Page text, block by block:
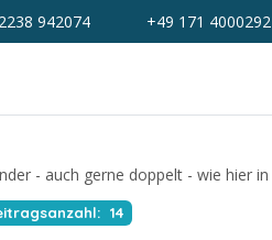
942074 +49 171 4000292
14